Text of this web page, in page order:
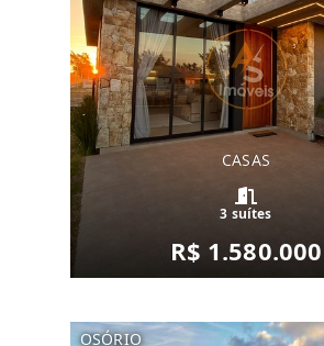
CASAS
3 suítes
R$ 1.580.000
OSÓRIO